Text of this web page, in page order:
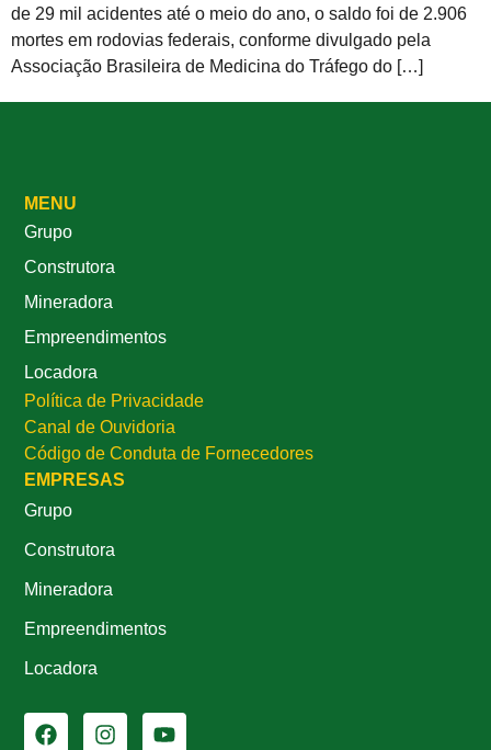
de 29 mil acidentes até o meio do ano, o saldo foi de 2.906
mortes em rodovias federais, conforme divulgado pela
Associação Brasileira de Medicina do Tráfego do […]
MENU
Grupo
Construtora
Mineradora
Empreendimentos
Locadora
Política de Privacidade
Canal de Ouvidoria
Código de Conduta de Fornecedores
EMPRESAS
Grupo
Construtora
Mineradora
Empreendimentos
Locadora